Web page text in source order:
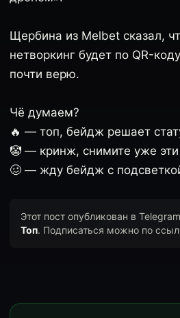
Щербина из Melbet сказал,
нетворкинг будет по QR-
почти верю.
Чё думаем?
🔥 — топ, бейдж решает
🤡 — кринж, снимите уже
🥴 — жду бейдж с
Этот пост опубликован в
Топ. Подписаться можно по